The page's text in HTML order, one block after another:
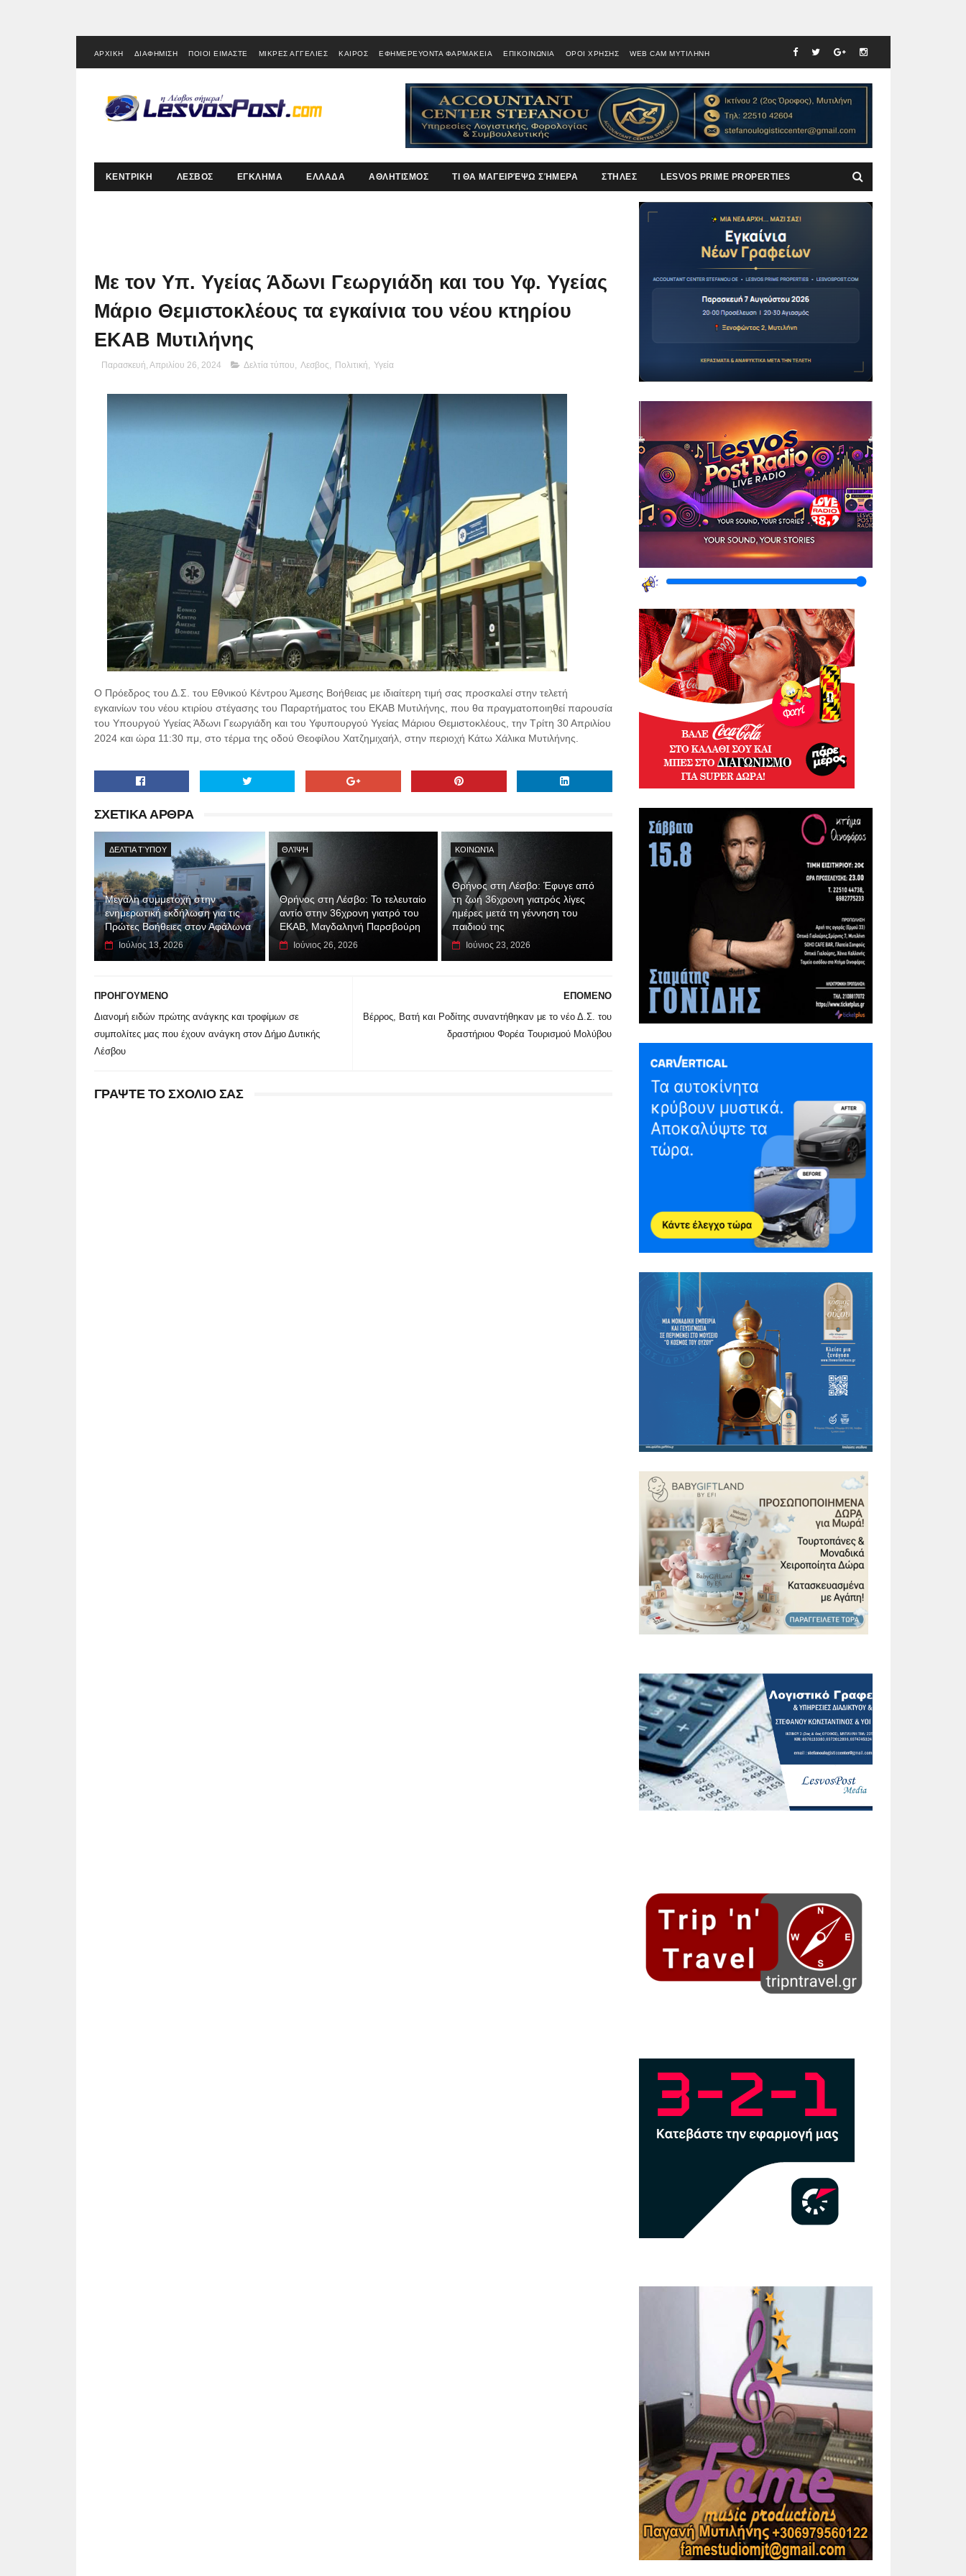
ΑΡΧΙΚΗ ΔΙΑΦΗΜΙΣΗ ΠΟΙΟΙ ΕΙΜΑΣΤΕ ΜΙΚΡΕΣ ΑΓΓΕΛΙΕΣ ΚΑΙΡΟΣ ΕΦΗΜΕΡΕΥΟΝΤΑ ΦΑΡΜΑΚΕΙΑ ΕΠΙΚΟΙΝΩΝΙΑ ΟΡΟΙ ΧΡΗΣΗΣ WEB CAM ΜΥΤΙΛΗΝΗ
ΚΕΝΤΡΙΚΗ ΛΕΣΒΟΣ ΕΓΚΛΗΜΑ ΕΛΛΑΔΑ ΑΘΛΗΤΙΣΜΟΣ ΤΙ ΘΑ ΜΑΓΕΙΡΈΨΩ ΣΉΜΕΡΑ ΣΤΗΛΕΣ LESVOS PRIME PROPERTIES
Με τον Υπ. Υγείας Άδωνι Γεωργιάδη και του Υφ. Υγείας
Μάριο Θεμιστοκλέους τα εγκαίνια του νέου κτηρίου
ΕΚΑΒ Μυτιλήνης
Παρασκευή, Απριλίου 26, 2024 Δελτία τύπου, Λεσβος, Πολιτική, Υγεία
O Πρόεδρος του Δ.Σ. του Εθνικού Κέντρου Άμεσης Βοήθειας με ιδιαίτερη τιμή σας προσκαλεί στην τελετή
εγκαινίων του νέου κτιρίου στέγασης του Παραρτήματος του ΕΚΑΒ Μυτιλήνης, που θα πραγματοποιηθεί παρουσία
του Υπουργού Υγείας Άδωνι Γεωργιάδη και του Υφυπουργού Υγείας Μάριου Θεμιστοκλέους, την Τρίτη 30 Απριλίου
2024 και ώρα 11:30 πμ, στο τέρμα της οδού Θεοφίλου Χατζημιχαήλ, στην περιοχή Κάτω Χάλικα Μυτιλήνης.
ΣΧΕΤΙΚΑ ΑΡΘΡΑ
ΔΕΛΤΊΑ ΤΎΠΟΥ
Μεγάλη συμμετοχή στην
ενημερωτική εκδήλωση για τις
Πρώτες Βοήθειες στον Αφάλωνα
Ιούλιος 13, 2026
ΘΛΊΨΗ
Θρήνος στη Λέσβο: Το τελευταίο
αντίο στην 36χρονη γιατρό του
ΕΚΑΒ, Μαγδαληνή Παρσβούρη
Ιούνιος 26, 2026
ΚΟΙΝΩΝΊΑ
Θρήνος στη Λέσβο: Έφυγε από
τη ζωή 36χρονη γιατρός λίγες
ημέρες μετά τη γέννηση του
παιδιού της
Ιούνιος 23, 2026
ΕΠΟΜΕΝΟ
Βέρρος, Βατή και Ροδίτης συναντήθηκαν με το νέο Δ.Σ. του
δραστήριου Φορέα Τουρισμού Μολύβου
ΠΡΟΗΓΟΥΜΕΝΟ
Διανομή ειδών πρώτης ανάγκης και τροφίμων σε
συμπολίτες μας που έχουν ανάγκη στον Δήμο Δυτικής
Λέσβου
ΓΡΑΨΤΕ ΤΟ ΣΧΟΛΙΟ ΣΑΣ